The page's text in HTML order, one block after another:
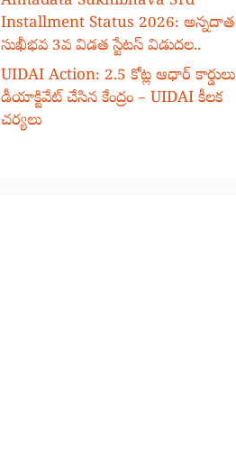
Installment Status 2026: అన్నదాత
సుఖీభవ 3వ విడత స్టేటస్ విడుదల..
UIDAI Action: 2.5 కోట్ల ఆధార్ కార్డులు
డీయాక్టివేట్ చేసిన కేంద్రం – UIDAI కీలక
చర్యలు